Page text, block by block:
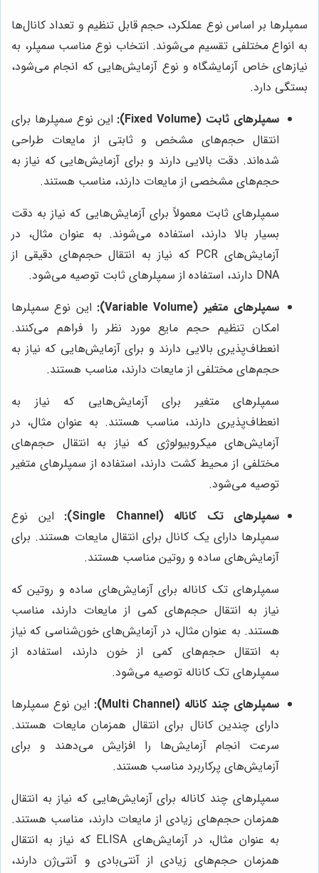
سمپلرها بر اساس نوع عملکرد، حجم قابل تنظیم و تعداد کانال‌ها
به انواع مختلفی تقسیم می‌شوند. انتخاب نوع مناسب سمپلر، به
نیازهای خاص آزمایشگاه و نوع آزمایش‌هایی که انجام می‌شود،
بستگی دارد.
سمپلرهای ثابت (Fixed Volume):
این نوع سمپلرها برای
انتقال حجم‌های مشخص و ثابتی از مایعات طراحی
شده‌اند. دقت بالایی دارند و برای آزمایش‌هایی که نیاز به
حجم‌های مشخصی از مایعات دارند، مناسب هستند.
سمپلرهای ثابت معمولاً برای آزمایش‌هایی که نیاز به دقت
بسیار بالا دارند، استفاده می‌شوند. به عنوان مثال، در
آزمایش‌های PCR که نیاز به انتقال حجم‌های دقیقی از
DNA دارند، استفاده از سمپلرهای ثابت توصیه می‌شود.
سمپلرهای متغیر (Variable Volume):
این نوع سمپلرها
امکان تنظیم حجم مایع مورد نظر را فراهم می‌کنند.
انعطاف‌پذیری بالایی دارند و برای آزمایش‌هایی که نیاز به
حجم‌های مختلفی از مایعات دارند، مناسب هستند.
سمپلرهای متغیر برای آزمایش‌هایی که نیاز به
انعطاف‌پذیری دارند، مناسب هستند. به عنوان مثال، در
آزمایش‌های میکروبیولوژی که نیاز به انتقال حجم‌های
مختلفی از محیط کشت دارند، استفاده از سمپلرهای متغیر
توصیه می‌شود.
سمپلرهای تک کاناله (Single Channel):
این نوع
سمپلرها دارای یک کانال برای انتقال مایعات هستند. برای
آزمایش‌های ساده و روتین مناسب هستند.
سمپلرهای تک کاناله برای آزمایش‌های ساده و روتین که
نیاز به انتقال حجم‌های کمی از مایعات دارند، مناسب
هستند. به عنوان مثال، در آزمایش‌های خون‌شناسی که نیاز
به انتقال حجم‌های کمی از خون دارند، استفاده از
سمپلرهای تک کاناله توصیه می‌شود.
سمپلرهای چند کاناله (Multi Channel):
این نوع سمپلرها
دارای چندین کانال برای انتقال همزمان مایعات هستند.
سرعت انجام آزمایش‌ها را افزایش می‌دهند و برای
آزمایش‌های پرکاربرد مناسب هستند.
سمپلرهای چند کاناله برای آزمایش‌هایی که نیاز به انتقال
همزمان حجم‌های زیادی از مایعات دارند، مناسب هستند.
به عنوان مثال، در آزمایش‌های ELISA که نیاز به انتقال
همزمان حجم‌های زیادی از آنتی‌بادی و آنتی‌ژن دارند،